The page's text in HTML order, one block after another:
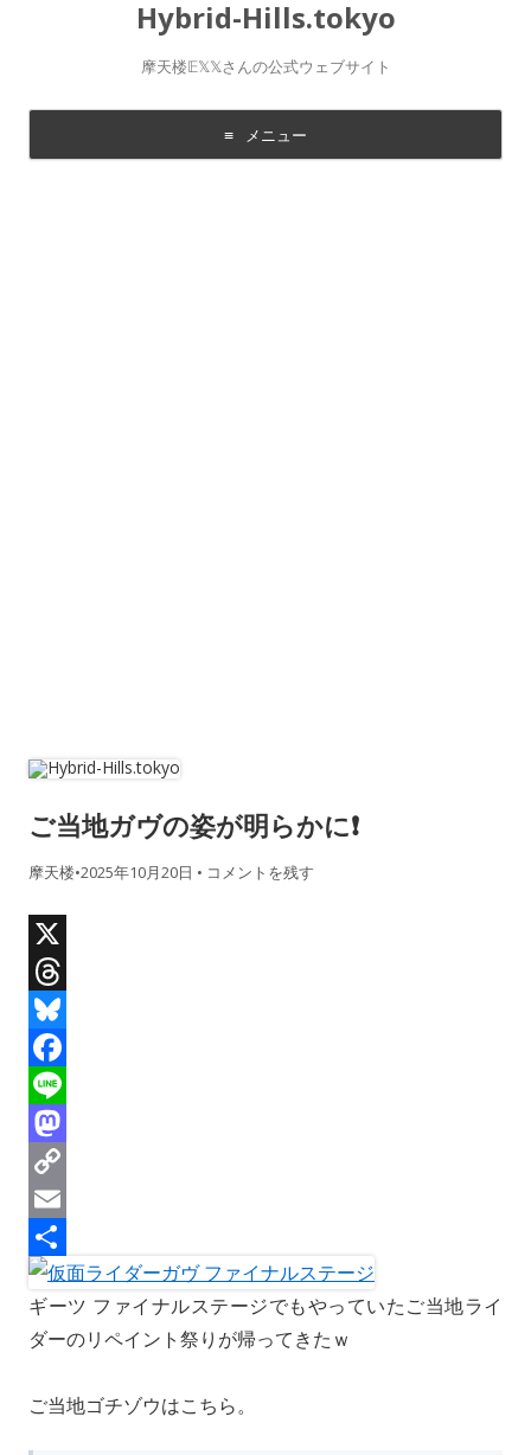
Hybrid-Hills.tokyo
摩天楼𝔼𝕏𝕏さんの公式ウェブサイト
メニュー
コ
ご当地ガヴの姿が明らかに❗️
摩天楼•2025年10月20日 • コメントを残す
X
T
h
r
e
a
d
s
B
u
e
s
k
y
F
a
c
e
b
o
o
k
L
n
e
M
a
s
t
o
d
C
o
p
y
L
E
m
a
i
共
有
ギーツ ファイナルステージでもやっていたご当地ライ
ダーのリペイント祭りが帰ってきたｗ
ご当地ゴチゾウはこちら。